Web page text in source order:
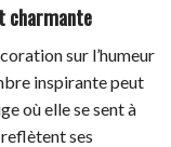
charmante
sur l’humeur
inspirante peut
où elle se sent à
reflètent ses